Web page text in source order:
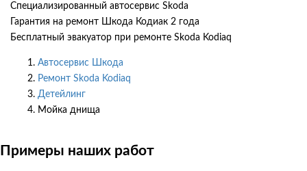
Специализированный автосервис Skoda
Гарантия на ремонт Шкода Кодиак 2 года
Бесплатный эвакуатор при ремонте Skoda Kodiaq
Автосервис Шкода
Ремонт Skoda Kodiaq
Детейлинг
Мойка днища
Примеры наших работ